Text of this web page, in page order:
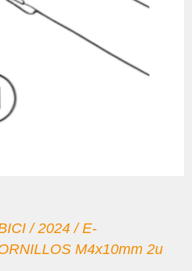
/2024 /E-
M4x10mm 2u